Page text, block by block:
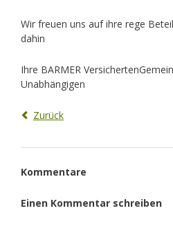
Wir freuen uns auf ihre rege
dahin
Ihre BARMER
Unabhängigen
Zurück
Kommentare
Einen Kommentar schreiben